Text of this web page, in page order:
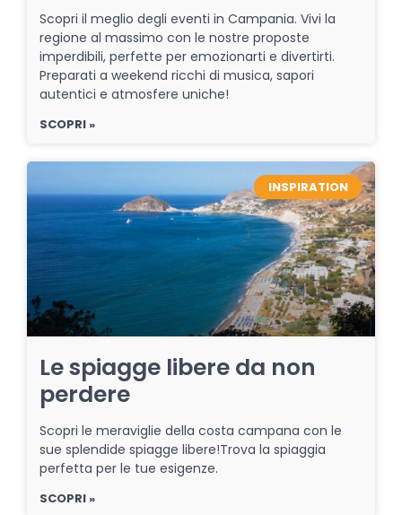
Scopri il meglio degli eventi in Campania. Vivi la
regione al massimo con le nostre proposte
imperdibili, perfette per emozionarti e divertirti.
Preparati a weekend ricchi di musica, sapori
autentici e atmosfere uniche!
SCOPRI »
INSPIRATION
Le spiagge libere da non
perdere
Scopri le meraviglie della costa campana con le
sue splendide spiagge libere!Trova la spiaggia
perfetta per le tue esigenze.
SCOPRI »